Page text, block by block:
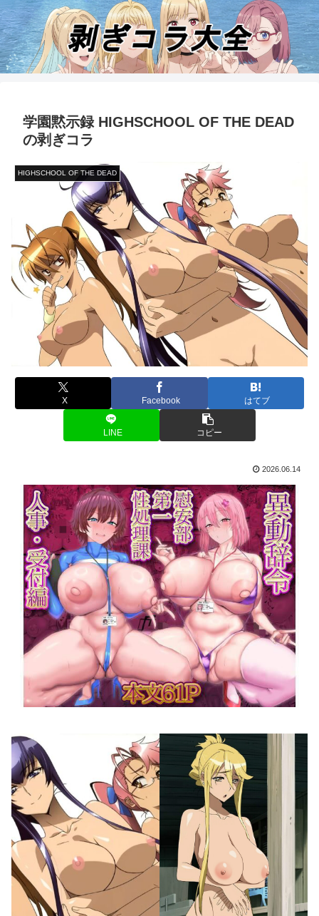
学園黙示録 HIGHSCHOOL OF THE DEAD
の剥ぎコラ
HIGHSCHOOL OF THE DEAD
X Facebook はてブ
LINE コピー
2026.06.14